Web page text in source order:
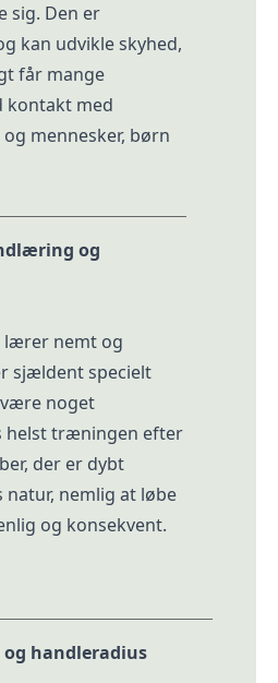
sig. Den er
kan udvikle skyhed,
får mange
kontakt med
mennesker, børn
og
lærer nemt og
sjældent specielt
noget
helst træningen efter
der er dybt
nemlig at løbe
og konsekvent.
handleradius